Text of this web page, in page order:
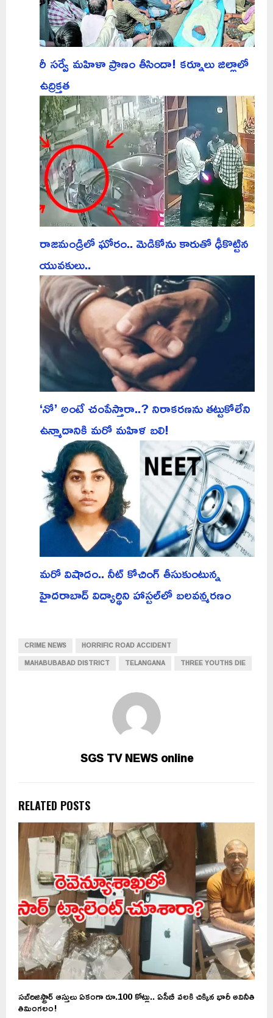
రీ సర్వే మహిళా ప్రాణం తీసిందా! కర్నూలు జిల్లాలో
ఉద్రిక్తత
రాజమండ్రిలో ఘోరం.. మెడికోను కారుతో ఢీకొట్టిన
యువకులు..
‘నో’ అంటే చంపేస్తారా..? నిరాకరణను తట్టుకోలేని
ఉన్మాదానికి మరో మహిళ బలి!
మరో విషాదం.. నీట్ కోచింగ్ తీసుకుంటున్న
హైదరాబాద్ విద్యార్థిని హాస్టల్‌లో బలవన్మరణం
CRIME NEWS
HORRIFIC ROAD ACCIDENT
MAHABUBABAD DISTRICT
TELANGANA THREE YOUTHS DIE
SGS TV NEWS online
RELATED POSTS
సబ్‌రిజిస్ట్రార్‌ ఆస్తులు ఏకంగా రూ.100 కోట్లు.. ఏసీబీ వలకి చిక్కిన భారీ అవినీతి
తిమింగలం!